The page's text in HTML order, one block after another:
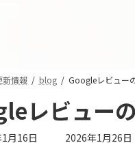
新情報 blog Googleレビュー
レビュー
月16日
最
2026年1月26日